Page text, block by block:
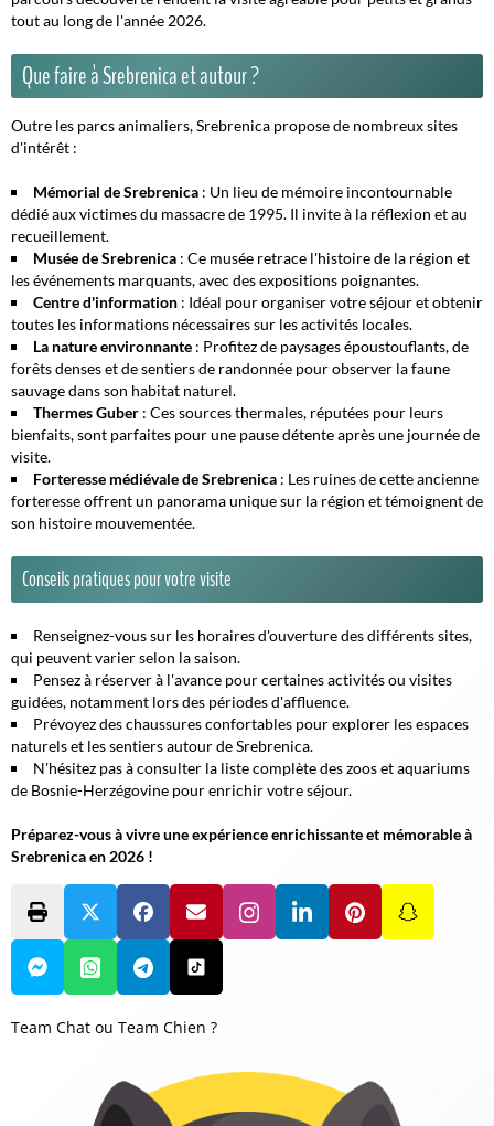
tout au long de l'année 2026.
Que faire à Srebrenica et autour ?
Outre les parcs animaliers, Srebrenica propose de nombreux sites
d'intérêt :
Mémorial de Srebrenica : Un lieu de mémoire incontournable
dédié aux victimes du massacre de 1995. Il invite à la réflexion et au
recueillement.
Musée de Srebrenica : Ce musée retrace l'histoire de la région et
les événements marquants, avec des expositions poignantes.
Centre d'information : Idéal pour organiser votre séjour et obtenir
toutes les informations nécessaires sur les activités locales.
La nature environnante : Profitez de paysages époustouflants, de
forêts denses et de sentiers de randonnée pour observer la faune
sauvage dans son habitat naturel.
Thermes Guber : Ces sources thermales, réputées pour leurs
bienfaits, sont parfaites pour une pause détente après une journée de
visite.
Forteresse médiévale de Srebrenica : Les ruines de cette ancienne
forteresse offrent un panorama unique sur la région et témoignent de
son histoire mouvementée.
Conseils pratiques pour votre visite
Renseignez-vous sur les horaires d'ouverture des différents sites,
qui peuvent varier selon la saison.
Pensez à réserver à l'avance pour certaines activités ou visites
guidées, notamment lors des périodes d'affluence.
Prévoyez des chaussures confortables pour explorer les espaces
naturels et les sentiers autour de Srebrenica.
N'hésitez pas à consulter la liste complète des zoos et aquariums
de Bosnie-Herzégovine pour enrichir votre séjour.
Préparez-vous à vivre une expérience enrichissante et mémorable à
Srebrenica en 2026 !
Team Chat ou Team Chien ?